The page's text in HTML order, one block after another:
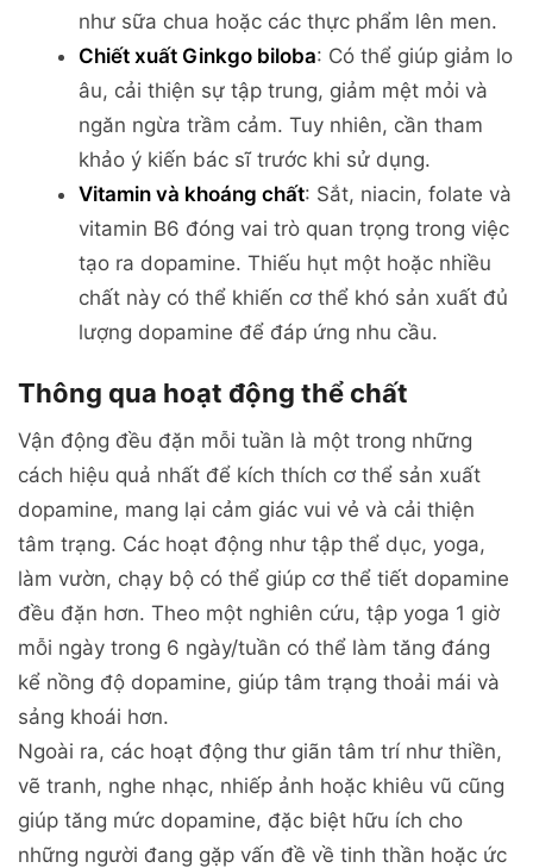
như sữa chua hoặc các thực phẩm lên men.
Chiết xuất Ginkgo biloba: Có thể giúp giảm lo
âu, cải thiện sự tập trung, giảm mệt mỏi và
ngăn ngừa trầm cảm. Tuy nhiên, cần tham
khảo ý kiến bác sĩ trước khi sử dụng.
Vitamin và khoáng chất: Sắt, niacin, folate và
vitamin B6 đóng vai trò quan trọng trong việc
tạo ra dopamine. Thiếu hụt một hoặc nhiều
chất này có thể khiến cơ thể khó sản xuất đủ
lượng dopamine để đáp ứng nhu cầu.
Thông qua hoạt động thể chất
Vận động đều đặn mỗi tuần là một trong những
cách hiệu quả nhất để kích thích cơ thể sản xuất
dopamine, mang lại cảm giác vui vẻ và cải thiện
tâm trạng. Các hoạt động như tập thể dục, yoga,
làm vườn, chạy bộ có thể giúp cơ thể tiết dopamine
đều đặn hơn. Theo một nghiên cứu, tập yoga 1 giờ
mỗi ngày trong 6 ngày/tuần có thể làm tăng đáng
kể nồng độ dopamine, giúp tâm trạng thoải mái và
sảng khoái hơn.
Ngoài ra, các hoạt động thư giãn tâm trí như thiền,
vẽ tranh, nghe nhạc, nhiếp ảnh hoặc khiêu vũ cũng
giúp tăng mức dopamine, đặc biệt hữu ích cho
những người đang gặp vấn đề về tinh thần hoặc ức